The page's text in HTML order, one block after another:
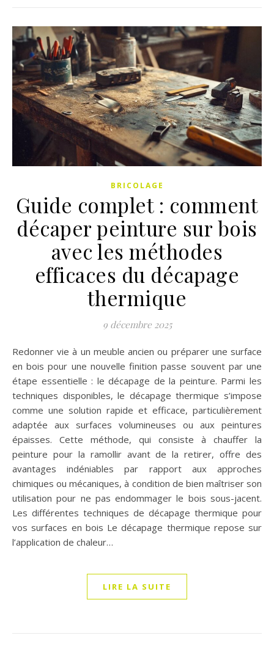
BRICOLAGE
Guide complet : comment
décaper peinture sur bois
avec les méthodes
efficaces du décapage
thermique
9 décembre 2025
Redonner vie à un meuble ancien ou préparer une surface
en bois pour une nouvelle finition passe souvent par une
étape essentielle : le décapage de la peinture. Parmi les
techniques disponibles, le décapage thermique s’impose
comme une solution rapide et efficace, particulièrement
adaptée aux surfaces volumineuses ou aux peintures
épaisses. Cette méthode, qui consiste à chauffer la
peinture pour la ramollir avant de la retirer, offre des
avantages indéniables par rapport aux approches
chimiques ou mécaniques, à condition de bien maîtriser son
utilisation pour ne pas endommager le bois sous-jacent.
Les différentes techniques de décapage thermique pour
vos surfaces en bois Le décapage thermique repose sur
l’application de chaleur…
LIRE LA SUITE